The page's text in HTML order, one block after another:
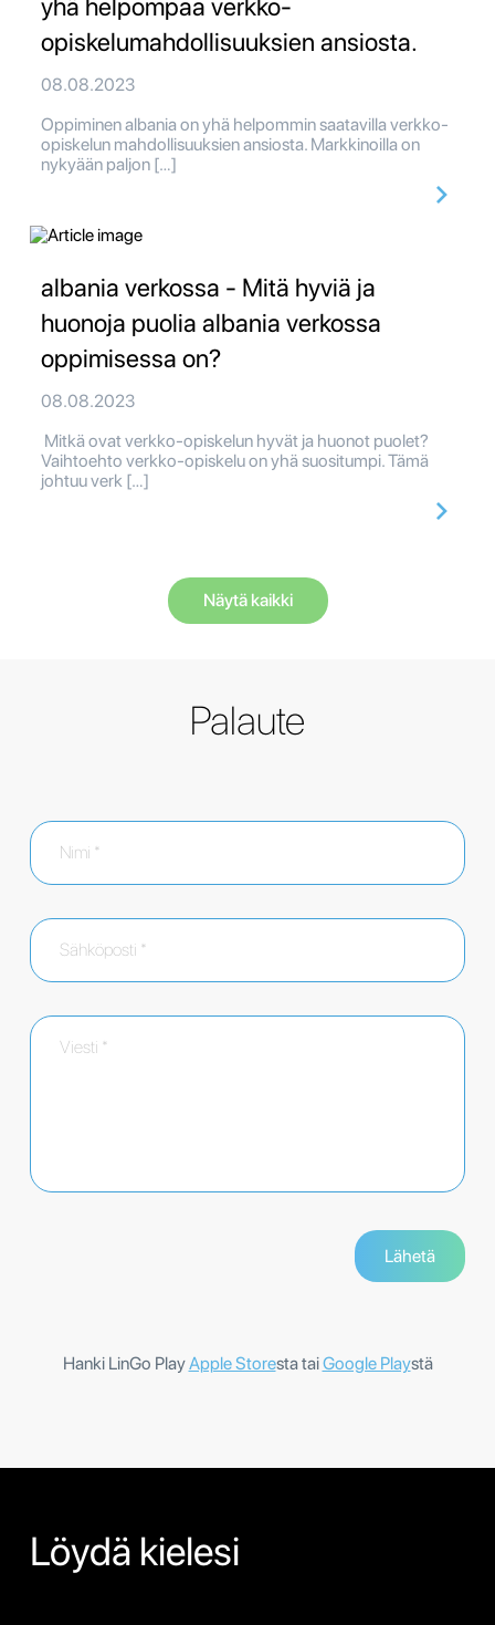
yhä helpompaa verkko-
opiskelumahdollisuuksien ansiosta.
08.08.2023
Oppiminen albania on yhä helpommin saatavilla verkko-
opiskelun mahdollisuuksien ansiosta. Markkinoilla on
nykyään paljon […]
albania verkossa - Mitä hyviä ja
huonoja puolia albania verkossa
oppimisessa on?
08.08.2023
Mitkä ovat verkko-opiskelun hyvät ja huonot puolet?
Vaihtoehto verkko-opiskelu on yhä suositumpi. Tämä
johtuu verk […]
Näytä kaikki
Palaute
Hanki LinGo PlayApple Storesta taiGoogle Playstä
Löydä kielesi